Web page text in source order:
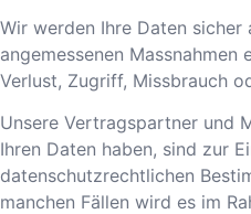
Wir werden Ihre Daten sicher
angemessenen
Verlust, Zugriff, Missbrauch
Unsere Vertragspartner und
Ihren Daten haben, sind zur
datenschutzrechtlichen
manchen Fällen wird es im